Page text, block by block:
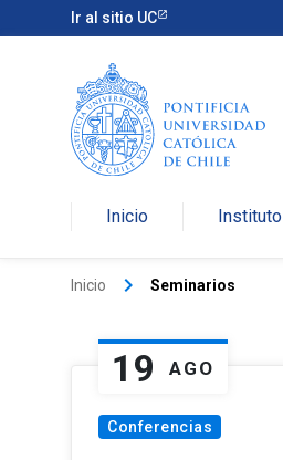
Ir al sitio UC
Inicio Instituto
Inicio keyboard_arrow_right Seminarios
19 AGO
Conferencias